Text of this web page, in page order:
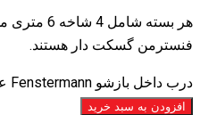
هر بسته
فنسترمن گسکت دار هستند.
درب داخل بازشو Fenstermann عدد
افزودن به سبد خرید